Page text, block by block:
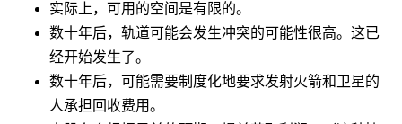
实际上，可用的空间是有限的。
数十年后，轨道可能会发生冲突的可能性很高。这已
经开始发生了。
数十年后，可能需要制度化地要求发射火箭和卫星的
人承担回收费用。